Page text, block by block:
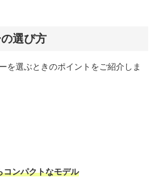
選び方
を選ぶときのポイントをご紹介しま
コンパクトなモデル